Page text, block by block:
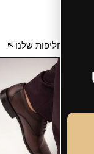
סוגי החליפות שלנו